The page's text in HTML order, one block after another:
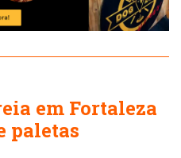
em Fortaleza
paletas